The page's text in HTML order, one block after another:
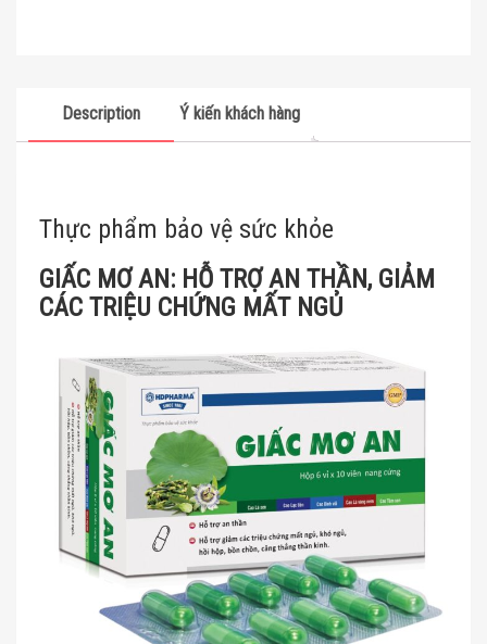
Description Ý kiến khách hàng
Thực phẩm bảo vệ sức khỏe
GIẤC MƠ AN: HỖ TRỢ AN THẦN, GIẢM
CÁC TRIỆU CHỨNG MẤT NGỦ